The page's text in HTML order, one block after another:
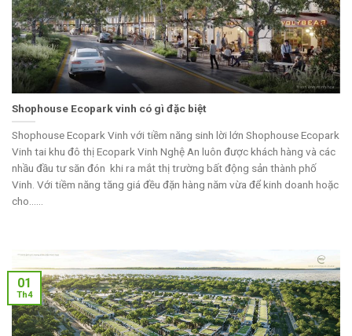
Shophouse Ecopark vinh có gì đặc biệt
Shophouse Ecopark Vinh với tiềm năng sinh lời lớn Shophouse Ecopark
Vinh tai khu đô thị Ecopark Vinh Nghệ An luôn được khách hàng và các
nhầu đầu tư săn đón khi ra mắt thị trường bất động sản thành phố
Vinh. Với tiềm năng tăng giá đều đặn hàng năm vừa để kinh doanh hoặc
cho......
01
Th4